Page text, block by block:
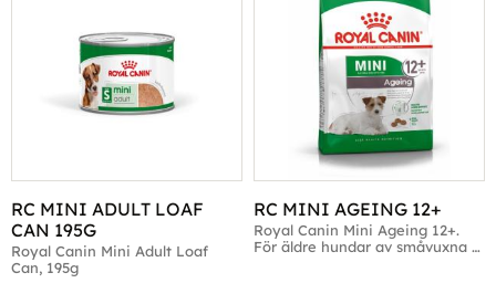
RC MINI ADULT LOAF
CAN 195G
Royal Canin Mini Adult Loaf
Can, 195g
RC MINI AGEING 12+
Royal Canin Mini Ageing 12+.
För äldre hundar av småvuxna